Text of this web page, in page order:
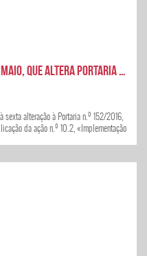
Portaria n.º 133/2019 de 09 de maio, que altera Portaria n.º 152/2016, de 25 de maio
alteração à Portaria n.º 152/2016,
da ação n.º 10.2, «Implementação